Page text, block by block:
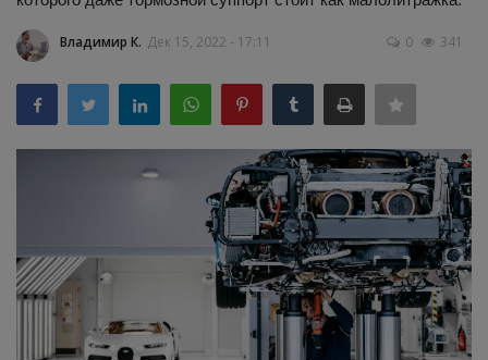
Здоровье
Наука и открытия
Владимир К. Дек 15, 2022 - 17:11 0 341